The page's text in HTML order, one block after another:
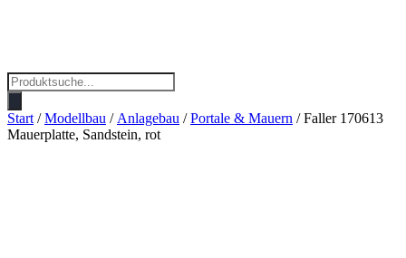
Products
search
Start /Modellbau / Anlagebau /Portale & Mauern / Faller 170613
Mauerplatte, Sandstein, rot